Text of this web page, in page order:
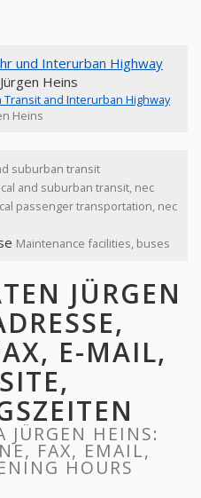
und Interurban Highway
Jürgen Heins
Transit and Interurban Highway
Heins
suburban transit
and suburban transit, nec
passenger transportation, nec
Maintenance facilities, buses
JÜRGEN
E-MAIL,
JÜRGEN HEINS:
FAX, EMAIL,
HOURS